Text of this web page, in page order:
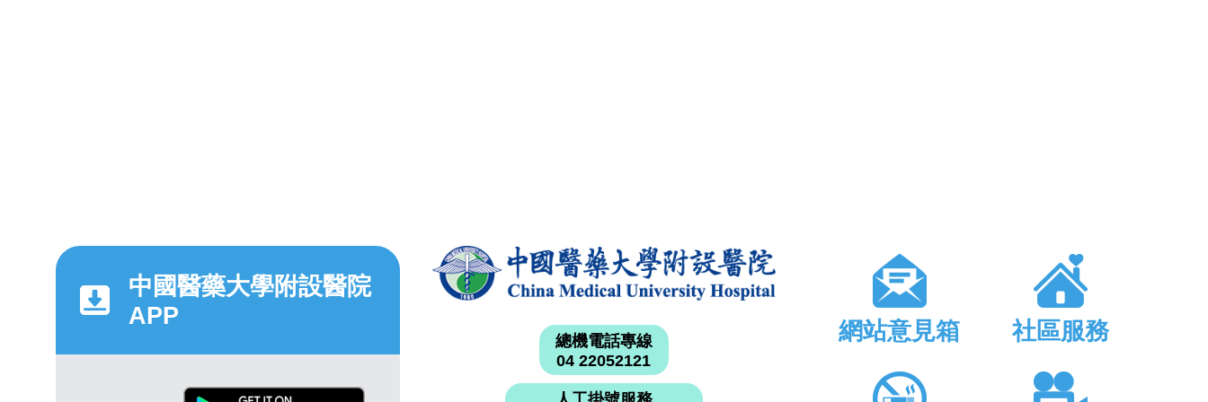
中國醫藥大學附設醫院
APP
總機電話專線
04 22052121
網站意見箱 社區服務